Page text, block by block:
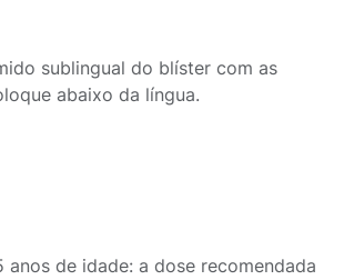
sublingual do blíster com as
abaixo da língua.
anos de idade: a dose recomendada